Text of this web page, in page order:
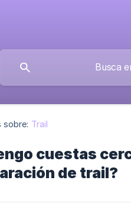
sobre: Trail
cuestas
de trail?